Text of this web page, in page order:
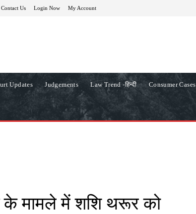
Contact Us Login Now My Account
Updates Judgements Law Trend -हिन्दी Consumer Cases
के मामले में शशि थरूर को